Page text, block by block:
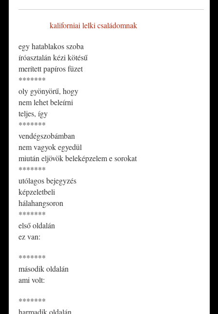
kaliforniai lelki családomnak
egy hatablakos szoba
íróasztalán kézi kötésű
merített papíros füzet
*******
oly gyönyörű, hogy
nem lehet beleírni
teljes, így
*******
vendégszobámban
nem vagyok egyedül
miután eljövök beleképzelem e sorokat
*******
utólagos bejegyzés
képzeletbeli
hálahangsoron
*******
első oldalán
ez van:
*******
második oldalán
ami volt:
*******
harmadik oldalán